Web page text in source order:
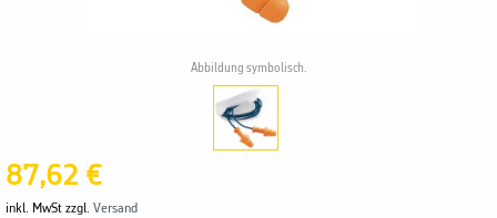
Abbildung symbolisch.
87,62 €
inkl. MwSt zzgl. Versand